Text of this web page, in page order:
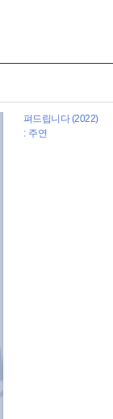
펴드립니다 (2022)
: 주연